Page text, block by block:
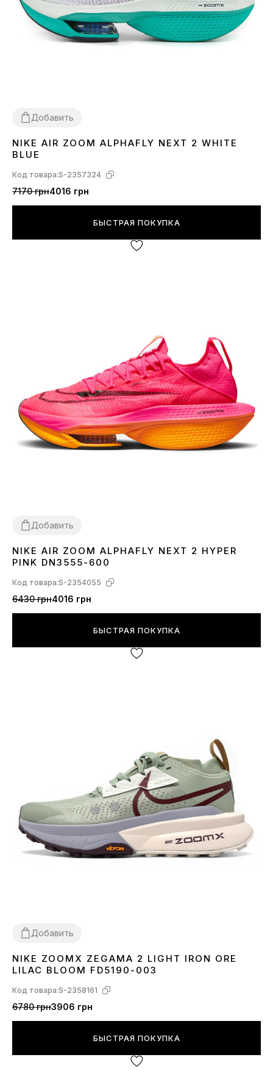
Добавить
3637 38 39 4041
NIKE AIR ZOOM ALPHAFLY NEXT 2 WHITE
BLUE
Код товара:S-2357324
7170 грн4016 грн
БЫСТРАЯ ПОКУПКА
Добавить
3738 39 40 41
NIKE AIR ZOOM ALPHAFLY NEXT 2 HYPER
PINK DN3555-600
Код товара:S-2354055
6430 грн4016 грн
БЫСТРАЯ ПОКУПКА
Добавить
45
NIKE ZOOMX ZEGAMA 2 LIGHT IRON ORE
LILAC BLOOM FD5190-003
Код товара:S-2358161
6780 грн3906 грн
БЫСТРАЯ ПОКУПКА